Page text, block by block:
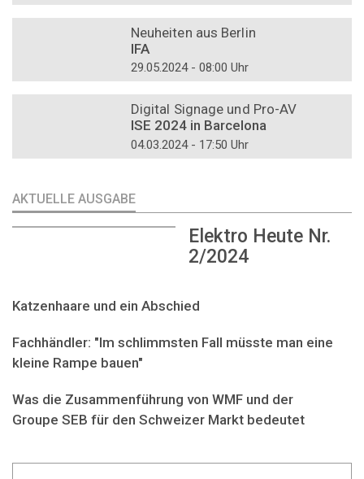
Neuheiten aus Berlin
IFA
29.05.2024 - 08:00 Uhr
Digital Signage und Pro-AV
ISE 2024 in Barcelona
04.03.2024 - 17:50 Uhr
AKTUELLE AUSGABE
Elektro Heute Nr.
2/2024
Katzenhaare und ein Abschied
Fachhändler: "Im schlimmsten Fall müsste man eine
kleine Rampe bauen"
Was die Zusammenführung von WMF und der
Groupe SEB für den Schweizer Markt bedeutet